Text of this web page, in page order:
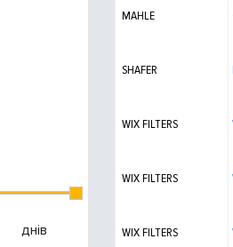
днів
MAHLE
SHAFER
WIX FILTERS
WIX FILTERS
WIX FILTERS